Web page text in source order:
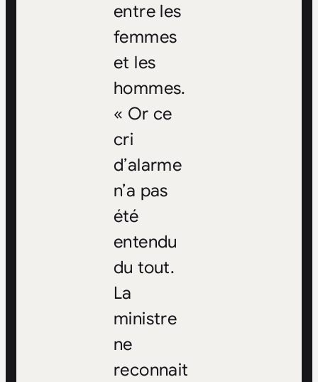
entre les
femmes
et les
hommes.
« Or ce
cri
d’alarme
n’a pas
été
entendu
du tout.
La
ministre
ne
reconnait